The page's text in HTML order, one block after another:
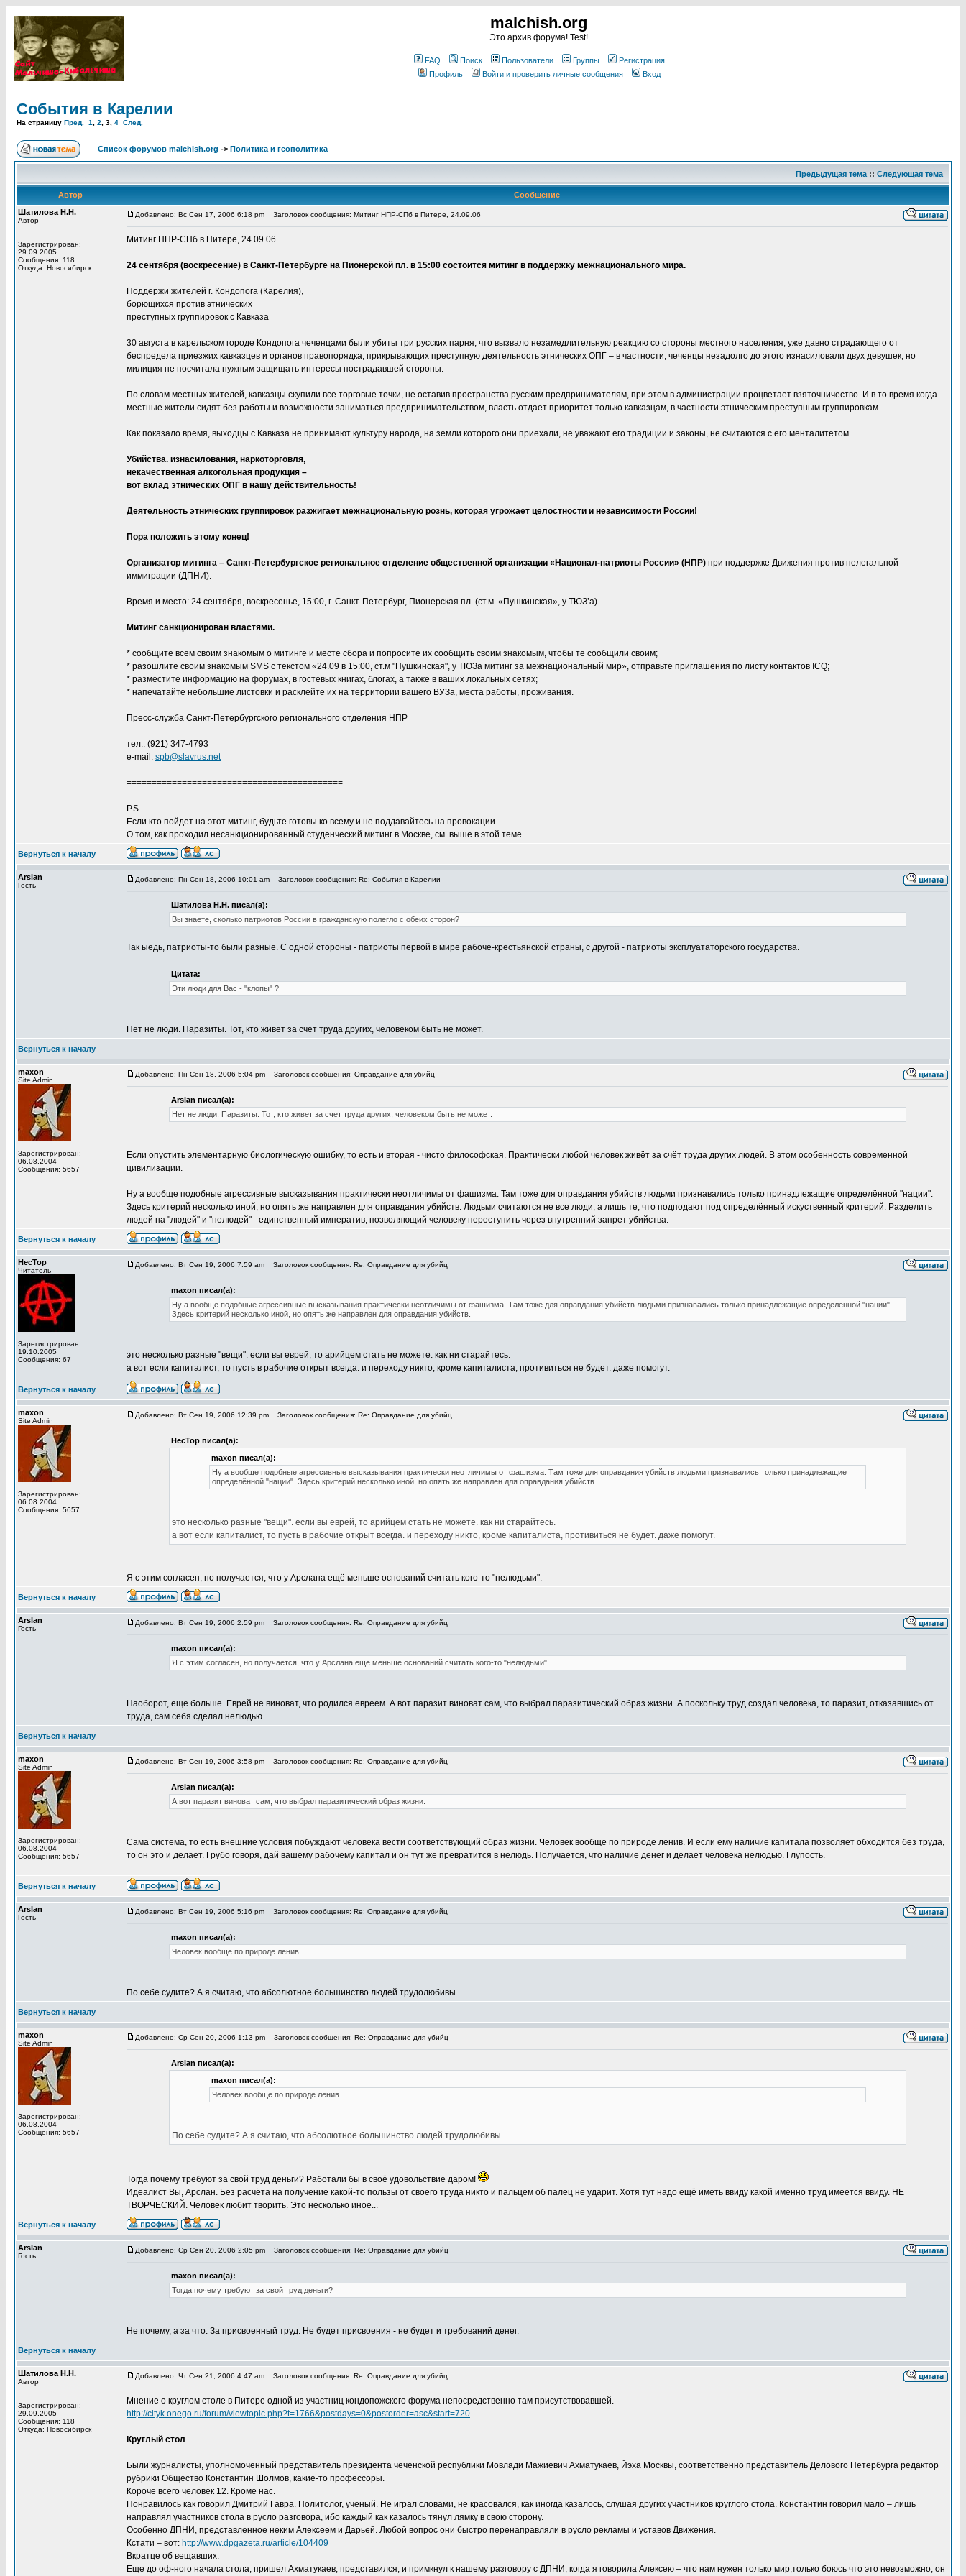
malchish.org
Это архив форума! Test!
FAQ Поиск Пользователи Группы
Регистрация
Профиль
Войти и проверить личные сообщения Вход
События в Карелии
На страницу Пред. 1 2 3 4 След.
Список форумов malchish.org -> Политика и геополитика
Предыдущая тема :: Следующая тема
Автор
Сообщение
Шатилова Н.Н.
Автор
Зарегистрирован:
29.09.2005
Сообщения: 118
Откуда: Новосибирск
Добавлено: Вс Сен 17, 2006 6:18 pm Заголовок сообщения: Митинг НПР-СПб в Питере, 24.09.06
Митинг НПР-СПб в Питере, 24.09.06
24 сентября (воскресение) в Санкт-Петербурге на Пионерской пл. в 15:00 состоится митинг в поддержку межнационального мира.
Поддержи жителей г. Кондопога (Карелия),
борющихся против этнических
преступных группировок с Кавказа
30 августа в карельском городе Кондопога чеченцами были убиты три русских парня, что вызвало незамедлительную реакцию со стороны местного населения, уже давно страдающего от
беспредела приезжих кавказцев и органов правопорядка, прикрывающих преступную деятельность этнических ОПГ – в частности, чеченцы незадолго до этого изнасиловали двух девушек, но
милиция не посчитала нужным защищать интересы пострадавшей стороны.
По словам местных жителей, кавказцы скупили все торговые точки, не оставив пространства русским предпринимателям, при этом в администрации процветает взяточничество. И в то время когда
местные жители сидят без работы и возможности заниматься предпринимательством, власть отдает приоритет только кавказцам, в частности этническим преступным группировкам.
Как показало время, выходцы с Кавказа не принимают культуру народа, на земли которого они приехали, не уважают его традиции и законы, не считаются с его менталитетом…
Убийства. изнасилования, наркоторговля,
некачественная алкогольная продукция –
вот вклад этнических ОПГ в нашу действительность!
Деятельность этнических группировок разжигает межнациональную рознь, которая угрожает целостности и независимости России!
Пора положить этому конец!
Организатор митинга – Санкт-Петербургское региональное отделение общественной организации «Национал-патриоты России» (НПР) при поддержке Движения против нелегальной
иммиграции (ДПНИ).
Время и место: 24 сентября, воскресенье, 15:00, г. Санкт-Петербург, Пионерская пл. (ст.м. «Пушкинская», у ТЮЗ’а).
Митинг санкционирован властями.
* сообщите всем своим знакомым о митинге и месте сбора и попросите их сообщить своим знакомым, чтобы те сообщили своим;
* разошлите своим знакомым SMS с текстом «24.09 в 15:00, ст.м "Пушкинская", у ТЮЗа митинг за межнациональный мир», отправьте приглашения по листу контактов ICQ;
* разместите информацию на форумах, в гостевых книгах, блогах, а также в ваших локальных сетях;
* напечатайте небольшие листовки и расклейте их на территории вашего ВУЗа, места работы, проживания.
Пресс-служба Санкт-Петербургского регионального отделения НПР
тел.: (921) 347-4793
e-mail: spb@slavrus.net
===========================================
P.S.
Если кто пойдет на этот митинг, будьте готовы ко всему и не поддавайтесь на провокации.
О том, как проходил несанкционированный студенческий митинг в Москве, см. выше в этой теме.
Вернуться к началу
Arslan
Гость
Добавлено: Пн Сен 18, 2006 10:01 am Заголовок сообщения: Re: События в Карелии
Шатилова Н.Н. писал(а):
Вы знаете, сколько патриотов России в гражданскую полегло с обеих сторон?
Так ыедь, патриоты-то были разные. С одной стороны - патриоты первой в мире рабоче-крестьянской страны, с другой - патриоты эксплуататорского государства.
Цитата:
Эти люди для Вас - "клопы" ?
Нет не люди. Паразиты. Тот, кто живет за счет труда других, человеком быть не может.
Вернуться к началу
maxon
Site Admin
Зарегистрирован:
06.08.2004
Сообщения: 5657
Добавлено: Пн Сен 18, 2006 5:04 pm Заголовок сообщения: Оправдание для убийц
Arslan писал(а):
Нет не люди. Паразиты. Тот, кто живет за счет труда других, человеком быть не может.
Если опустить элементарную биологическую ошибку, то есть и вторая - чисто философская. Практически любой человек живёт за счёт труда других людей. В этом особенность современной
цивилизации.
Ну а вообще подобные агрессивные высказывания практически неотличимы от фашизма. Там тоже для оправдания убийств людьми признавались только принадлежащие определённой "нации".
Здесь критерий несколько иной, но опять же направлен для оправдания убийств. Людьми считаются не все люди, а лишь те, что подподают под определённый искуственный критерий. Разделить
людей на "людей" и "нелюдей" - единственный императив, позволяющий человеку переступить через внутренний запрет убийства.
Вернуться к началу
HecTop
Читатель
Зарегистрирован:
19.10.2005
Сообщения: 67
Добавлено: Вт Сен 19, 2006 7:59 am Заголовок сообщения: Re: Оправдание для убийц
maxon писал(а):
Ну а вообще подобные агрессивные высказывания практически неотличимы от фашизма. Там тоже для оправдания убийств людьми признавались только принадлежащие определённой "нации".
Здесь критерий несколько иной, но опять же направлен для оправдания убийств.
это несколько разные "вещи". если вы еврей, то арийцем стать не можете. как ни старайтесь.
а вот если капиталист, то пусть в рабочие открыт всегда. и переходу никто, кроме капиталиста, противиться не будет. даже помогут.
Вернуться к началу
maxon
Site Admin
Зарегистрирован:
06.08.2004
Сообщения: 5657
Добавлено: Вт Сен 19, 2006 12:39 pm Заголовок сообщения: Re: Оправдание для убийц
HecTop писал(а):
maxon писал(а):
Ну а вообще подобные агрессивные высказывания практически неотличимы от фашизма. Там тоже для оправдания убийств людьми признавались только принадлежащие
определённой "нации". Здесь критерий несколько иной, но опять же направлен для оправдания убийств.
это несколько разные "вещи". если вы еврей, то арийцем стать не можете. как ни старайтесь.
а вот если капиталист, то пусть в рабочие открыт всегда. и переходу никто, кроме капиталиста, противиться не будет. даже помогут.
Я с этим согласен, но получается, что у Арслана ещё меньше оснований считать кого-то "нелюдьми".
Вернуться к началу
Arslan
Гость
Добавлено: Вт Сен 19, 2006 2:59 pm Заголовок сообщения: Re: Оправдание для убийц
maxon писал(а):
Я с этим согласен, но получается, что у Арслана ещё меньше оснований считать кого-то "нелюдьми".
Наоборот, еще больше. Еврей не виноват, что родился евреем. А вот паразит виноват сам, что выбрал паразитический образ жизни. А поскольку труд создал человека, то паразит, отказавшись от
труда, сам себя сделал нелюдью.
Вернуться к началу
maxon
Site Admin
Зарегистрирован:
06.08.2004
Сообщения: 5657
Добавлено: Вт Сен 19, 2006 3:58 pm Заголовок сообщения: Re: Оправдание для убийц
Arslan писал(а):
А вот паразит виноват сам, что выбрал паразитический образ жизни.
Сама система, то есть внешние условия побуждают человека вести соответствующий образ жизни. Человек вообще по природе ленив. И если ему наличие капитала позволяет обходится без труда,
то он это и делает. Грубо говоря, дай вашему рабочему капитал и он тут же превратится в нелюдь. Получается, что наличие денег и делает человека нелюдью. Глупость.
Вернуться к началу
Arslan
Гость
Добавлено: Вт Сен 19, 2006 5:16 pm Заголовок сообщения: Re: Оправдание для убийц
maxon писал(а):
Человек вообще по природе ленив.
По себе судите? А я считаю, что абсолютное большинство людей трудолюбивы.
Вернуться к началу
maxon
Site Admin
Зарегистрирован:
06.08.2004
Сообщения: 5657
Добавлено: Ср Сен 20, 2006 1:13 pm Заголовок сообщения: Re: Оправдание для убийц
Arslan писал(а):
maxon писал(а):
Человек вообще по природе ленив.
По себе судите? А я считаю, что абсолютное большинство людей трудолюбивы.
Тогда почему требуют за свой труд деньги? Работали бы в своё удовольствие даром!
Идеалист Вы, Арслан. Без расчёта на получение какой-то пользы от своего труда никто и пальцем об палец не ударит. Хотя тут надо ещё иметь ввиду какой именно труд имеется ввиду. НЕ
ТВОРЧЕСКИЙ. Человек любит творить. Это несколько иное...
Вернуться к началу
Arslan
Гость
Добавлено: Ср Сен 20, 2006 2:05 pm Заголовок сообщения: Re: Оправдание для убийц
maxon писал(а):
Тогда почему требуют за свой труд деньги?
Не почему, а за что. За присвоенный труд. Не будет присвоения - не будет и требований денег.
Вернуться к началу
Шатилова Н.Н.
Автор
Зарегистрирован:
29.09.2005
Сообщения: 118
Откуда: Новосибирск
Добавлено: Чт Сен 21, 2006 4:47 am Заголовок сообщения: Re: Оправдание для убийц
Мнение о круглом столе в Питере одной из участниц кондопожского форума непосредственно там присутствовавшей.
http://cityk.onego.ru/forum/viewtopic.php?t=1766&postdays=0&postorder=asc&start=720
Круглый стол
Были журналисты, уполномоченный представитель президента чеченской республики Мовлади Мажиевич Ахматукаев, Йэха Москвы, соответственно представитель Делового Петербурга редактор
рубрики Общество Константин Шолмов, какие-то профессоры.
Короче всего человек 12. Кроме нас.
Понравилось как говорил Дмитрий Гавра. Политолог, ученый. Не играл словами, не красовался, как иногда казалось, слушая других участников круглого стола. Константин говорил мало – лишь
направлял участников стола в русло разговора, ибо каждый как казалось тянул лямку в свою сторону.
Особенно ДПНИ, представленное неким Алексеем и Дарьей. Любой вопрос они быстро перенаправляли в русло рекламы и уставов Движения.
Кстати – вот: http://www.dpgazeta.ru/article/104409
Вкратце об вещавших.
Еще до оф-ного начала стола, пришел Ахматукаев, представился, и примкнул к нашему разговору с ДПНИ, когда я говорила Алексею – что нам нужен только мир,только боюсь что это невозможно, он